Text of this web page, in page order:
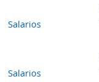
Salarios
Salarios